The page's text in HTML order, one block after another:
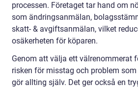
processen. Företaget tar hand om
som ändringsanmälan,
skatt- & avgiftsanmälan, vilket
osäkerheten för köparen.
Genom att välja ett välrenommerat
risken för misstag och problem
gör allting själv. Det ger också en